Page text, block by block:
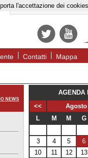
Contatti Mappa
NEWS
AGENDA
<<
Agosto
L
M M G
3
4 5 6
10
11 12 13
l'accettazione dei